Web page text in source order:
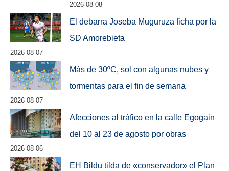
2026-08-08
El debarra Joseba Muguruza ficha por la
SD Amorebieta
2026-08-07
Más de 30ºC, sol con algunas nubes y
tormentas para el fin de semana
2026-08-07
Afecciones al tráfico en la calle Egogain
del 10 al 23 de agosto por obras
2026-08-06
EH Bildu tilda de «conservador» el Plan